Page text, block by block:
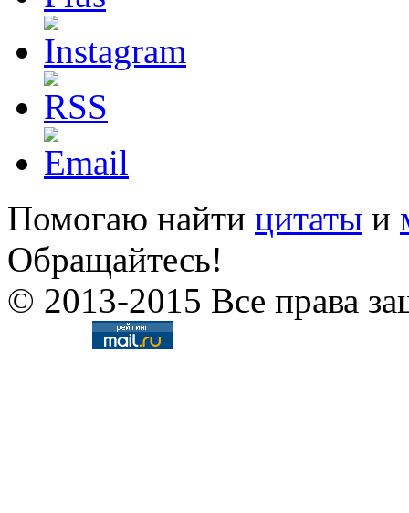
Помогаю найти цитаты и
Обращайтесь!
© 2013-2015 Все права